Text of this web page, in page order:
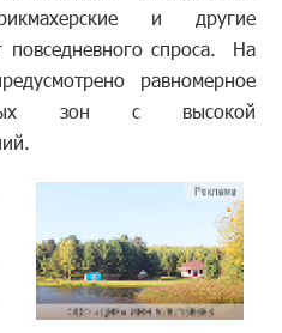
и другие
повседневного спроса. На
равномерное
зон с высокой